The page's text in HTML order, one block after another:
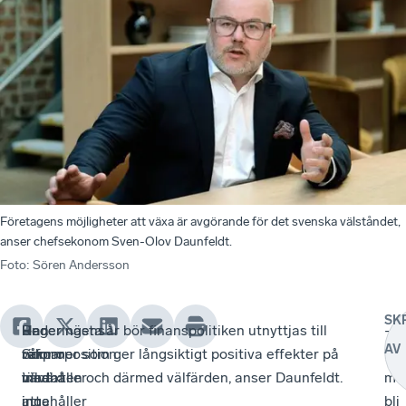
Företagens möjligheter att växa är avgörande för det svenska välståndet,
anser chefsekonom Sven-Olov Daunfeldt.
Foto: Sören Andersson
Regeringens
vårproposition
innehåller
inga
–
Som
väntat
innehåller
Han
räknar
med
att
Under nästa år bör finanspolitiken utnyttjas till
reformer som ger långsiktigt positiva effekter på
tillväxten och därmed välfärden, anser Daunfeldt.
–
bli
AV